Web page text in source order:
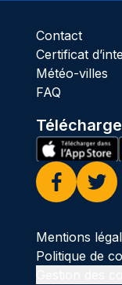
Contact
Certificat
Météo-villes
FAQ
Facebook
Twitter
Mentions
Politique de